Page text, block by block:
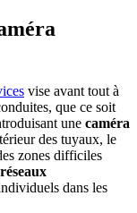
vise avant tout à
que ce soit
une caméra
des tuyaux, le
zones difficiles
réseaux
dans les